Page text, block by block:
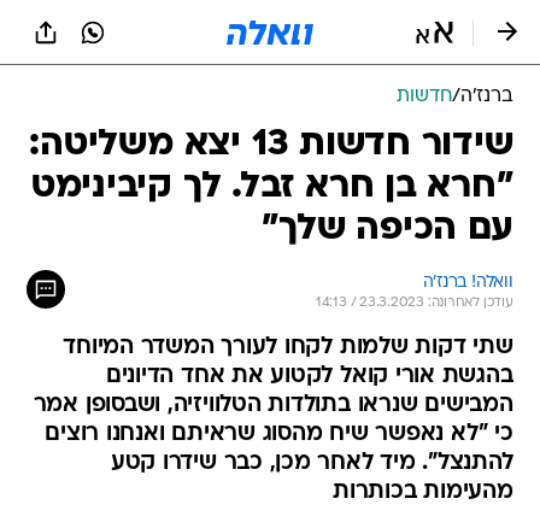
ברנז'ה/חדשות
שידור חדשות 13 יצא משליטה:
"חרא בן חרא זבל. לך קיבינימט
עם הכיפה שלך"
וואלה! ברנז'ה
עודכן לאחרונה: 23.3.2023 / 14:13
שתי דקות שלמות לקחו לעורך המשדר המיוחד
בהגשת אורי קואל לקטוע את אחד הדיונים
המבישים שנראו בתולדות הטלוויזיה, ושבסופן אמר
כי "לא נאפשר שיח מהסוג שראיתם ואנחנו רוצים
להתנצל". מיד לאחר מכן, כבר שידרו קטע
מהעימות בכותרות